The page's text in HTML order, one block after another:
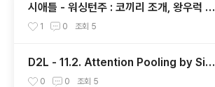
시애틀 - 워싱턴주 : 코끼리 조개, 왕우럭 조
개, 굴, 홍합이 널려 있는 집 근처 해변.
1 0 조회 5
D2L - 11.2. Attention Pooling by Simil
arity
0 0 조회 5